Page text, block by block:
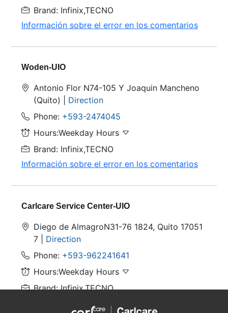
Brand: Infinix,TECNO
Información sobre el error en los comentarios
Woden-UIO
Antonio Flor N74-105 Y Joaquin Mancheno
(Quito) | Direction
Phone: +593-2474045
Hours:Weekday Hours
Brand: Infinix,TECNO
Información sobre el error en los comentarios
Carlcare Service Center-UIO
Diego de AlmagroN31-76 1824, Quito 17051
7 | Direction
Phone: +593-962241641
Hours:Weekday Hours
Brand: Infinix,TECNO